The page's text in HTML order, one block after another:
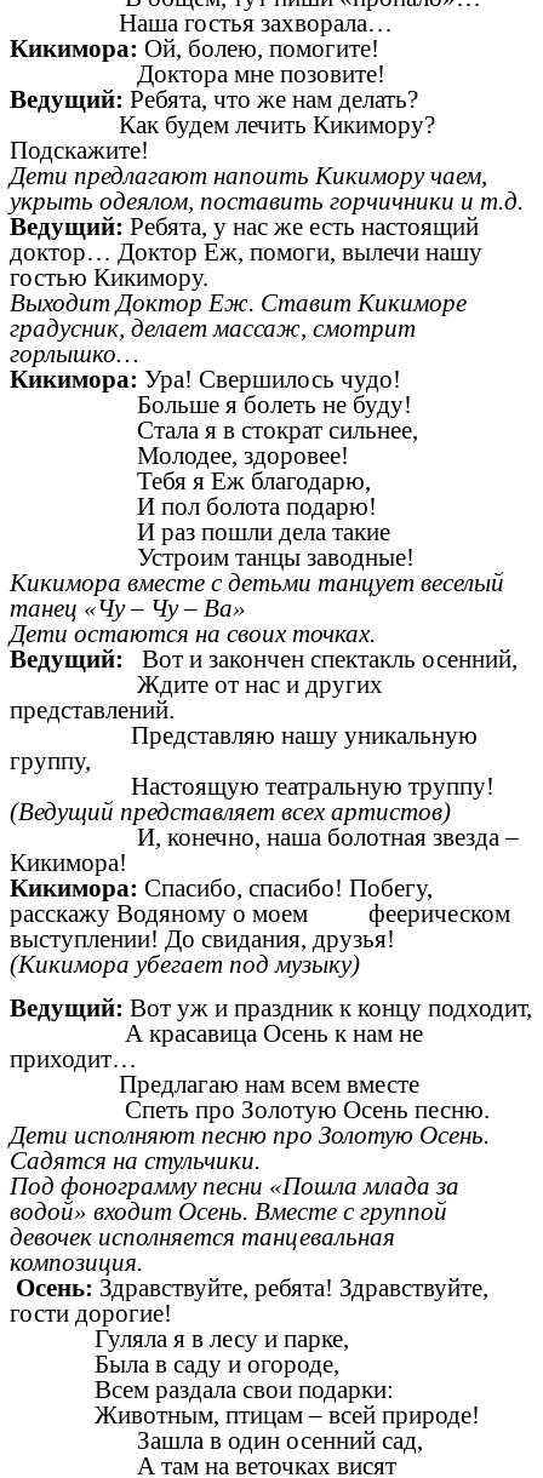
Наша гостья захворала…
Кикимора: Ой, болею, помогите!
Доктора мне позовите!
Ведущий: Ребята, что же нам делать?
Как будем лечить Кикимору?
Подскажите!
Дети предлагают напоить Кикимору чаем,
укрыть одеялом, поставить горчичники и т.д.
Ведущий: Ребята, у нас же есть настоящий
доктор… Доктор Еж, помоги, вылечи нашу
гостью Кикимору.
Выходит Доктор Еж. Ставит Кикиморе
градусник, делает массаж, смотрит
горлышко…
Кикимора: Ура! Свершилось чудо!
Больше я болеть не буду!
Стала я в стократ сильнее,
Молодее, здоровее!
Тебя я Еж благодарю,
И пол болота подарю!
И раз пошли дела такие
Устроим танцы заводные!
Кикимора вместе с детьми танцует веселый
танец «Чу – Чу – Ва»
Дети остаются на своих точках.
Ведущий: Вот и закончен спектакль осенний,
Ждите от нас и других
представлений.
Представляю нашу уникальную
группу,
Настоящую театральную труппу!
(Ведущий представляет всех артистов)
И, конечно, наша болотная звезда –
Кикимора!
Кикимора: Спасибо, спасибо! Побегу,
расскажу Водяному о моем феерическом
выступлении! До свидания, друзья!
(Кикимора убегает под музыку)
Ведущий: Вот уж и праздник к концу подходит,
А красавица Осень к нам не
приходит…
Предлагаю нам всем вместе
Спеть про Золотую Осень песню.
Дети исполняют песню про Золотую Осень.
Садятся на стульчики.
Под фонограмму песни «Пошла млада за
водой» входит Осень. Вместе с группой
девочек исполняется танцевальная
композиция.
Осень: Здравствуйте, ребята! Здравствуйте,
гости дорогие!
Гуляла я в лесу и парке,
Была в саду и огороде,
Всем раздала свои подарки:
Животным, птицам – всей природе!
Зашла в один осенний сад,
А там на веточках висят